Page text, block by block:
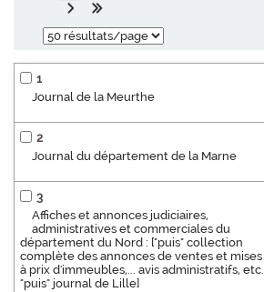
1
Journal de la Meurthe
2
Journal du département de la Marne
3
Affiches et annonces judiciaires,
administratives et commerciales du
département du Nord : ["puis" collection
complète des annonces de ventes et mises
à prix d'immeubles,... avis administratifs, etc.
"puis" journal de Lille]